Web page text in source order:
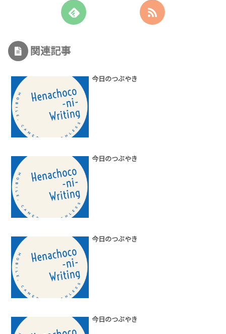
関連記事
今日のつぶやき
今日のつぶやき
今日のつぶやき
今日のつぶやき